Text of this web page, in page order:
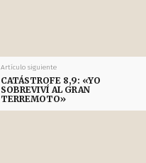
Artículo siguiente
CATÁSTROFE 8,9: «YO
SOBREVIVÍ AL GRAN
TERREMOTO»